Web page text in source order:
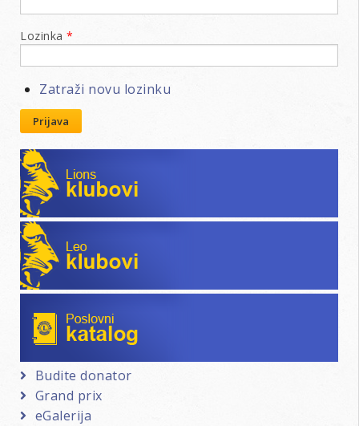
Lozinka *
Zatraži novu lozinku
Prijava
Lions klubovi
Leo klubovi
Budite donator
Grand prix
eGalerija